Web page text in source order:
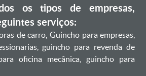
os tipos de empresas,
serviços:
de carro, Guincho para empresas,
guincho para revenda de
oficina mecânica, guincho para